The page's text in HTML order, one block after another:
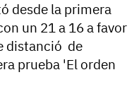
desde la primera
un 21 a 16 a favor
distanció de
prueba 'El orden